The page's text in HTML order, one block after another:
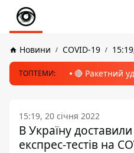
Новини COVID-19
ТОПТЕМИ: 🔴 Ракетний
15:19, 20 січня 2022
В Україну
експрес-тестів на